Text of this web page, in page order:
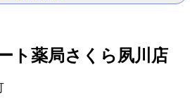
ト薬局さくら夙川店